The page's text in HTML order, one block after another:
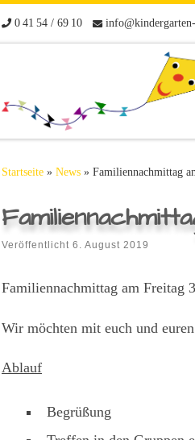
0 41 54 / 69 10 info@kindergarten-
Startseite » News » Familiennachmittag
Veröffentlicht 6. August 2019
Familiennachmittag am Freitag
Wir möchten mit euch und
Ablauf
Begrüßung